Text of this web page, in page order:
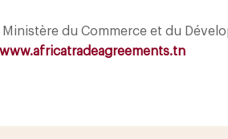
du Commerce et du
www.africatradeagreements.tn